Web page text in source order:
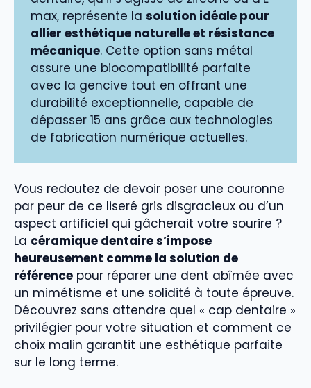
max, représente la solution idéale pour
allier esthétique naturelle et résistance
mécanique. Cette option sans métal
assure une biocompatibilité parfaite
avec la gencive tout en offrant une
durabilité exceptionnelle, capable de
dépasser 15 ans grâce aux technologies
de fabrication numérique actuelles.
Vous redoutez de devoir poser une couronne
par peur de ce liseré gris disgracieux ou d’un
aspect artificiel qui gâcherait votre sourire ?
La céramique dentaire s’impose
heureusement comme la solution de
référence pour réparer une dent abîmée avec
un mimétisme et une solidité à toute épreuve.
Découvrez sans attendre quel « cap dentaire »
privilégier pour votre situation et comment ce
choix malin garantit une esthétique parfaite
sur le long terme.